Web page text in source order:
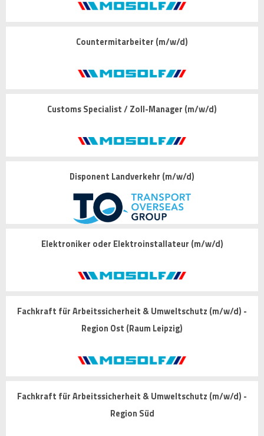
Countermitarbeiter (m/w/d)
Customs Specialist / Zoll-Manager (m/w/d)
Disponent Landverkehr (m/w/d)
Elektroniker oder Elektroinstallateur (m/w/d)
Fachkraft für Arbeitssicherheit & Umweltschutz (m/w/d) -
Region Ost (Raum Leipzig)
Fachkraft für Arbeitssicherheit & Umweltschutz (m/w/d) -
Region Süd